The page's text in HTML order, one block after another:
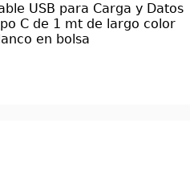
USB para Carga y Datos
C de 1 mt de largo color
en bolsa